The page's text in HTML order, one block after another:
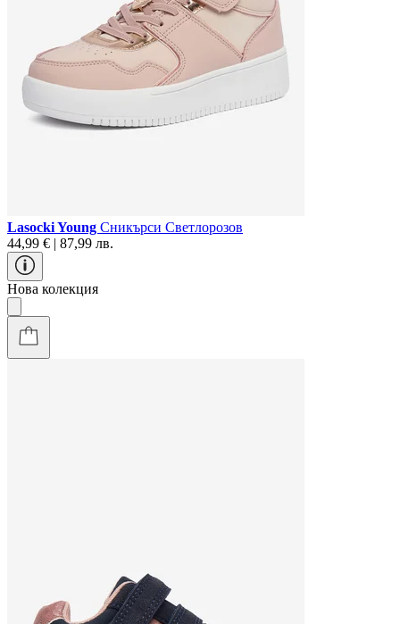
Lasocki Young Сникърси Светлорозов
44,99 € | 87,99 лв.
Нова колекция